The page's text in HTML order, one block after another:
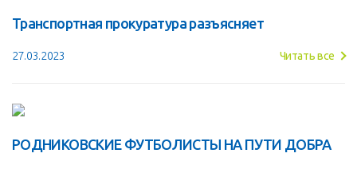
Транспортная прокуратура разъясняет
27.03.2023 Читать все
РОДНИКОВСКИЕ ФУТБОЛИСТЫ НА ПУТИ ДОБРА